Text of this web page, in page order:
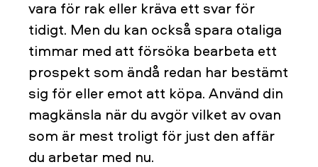
vara för rak eller kräva ett svar för
tidigt. Men du kan också spara otaliga
timmar med att försöka bearbeta ett
prospekt som ändå redan har bestämt
sig för eller emot att köpa. Använd din
magkänsla när du avgör vilket av ovan
som är mest troligt för just den affär
du arbetar med nu.